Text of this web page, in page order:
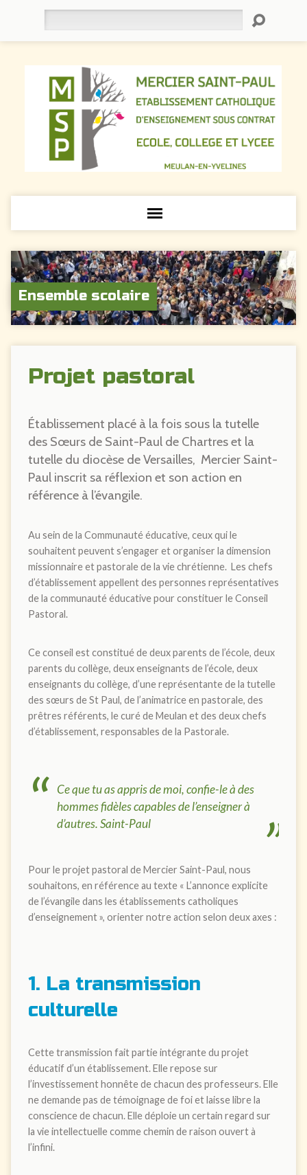
Ensemble scolaire
Projet pastoral
Établissement placé à la fois sous la tutelle
des Sœurs de Saint-Paul de Chartres et la
tutelle du diocèse de Versailles, Mercier Saint-
Paul inscrit sa réflexion et son action en
référence à l’évangile.
Au sein de la Communauté éducative, ceux qui le
souhaitent peuvent s’engager et organiser la dimension
missionnaire et pastorale de la vie chrétienne. Les chefs
d’établissement appellent des personnes représentatives
de la communauté éducative pour constituer le Conseil
Pastoral.
Ce conseil est constitué de deux parents de l’école, deux
parents du collège, deux enseignants de l’école, deux
enseignants du collège, d’une représentante de la tutelle
des sœurs de St Paul, de l’animatrice en pastorale, des
prêtres référents, le curé de Meulan et des deux chefs
d’établissement, responsables de la Pastorale.
Ce que tu as appris de moi, confie-le à des
hommes fidèles capables de l’enseigner à
d’autres.Saint-Paul
Pour le projet pastoral de Mercier Saint-Paul, nous
souhaitons, en référence au texte « L’annonce explicite
de l’évangile dans les établissements catholiques
d’enseignement », orienter notre action selon deux axes :
1. La transmission
culturelle
Cette transmission fait partie intégrante du projet
éducatif d’un établissement. Elle repose sur
l’investissement honnête de chacun des professeurs. Elle
ne demande pas de témoignage de foi et laisse libre la
conscience de chacun. Elle déploie un certain regard sur
la vie intellectuelle comme chemin de raison ouvert à
l’infini.